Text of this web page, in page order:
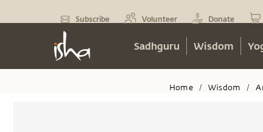
Subscribe Volunteer Donate
Sadhguru Wisdom
Home / Wisdom /